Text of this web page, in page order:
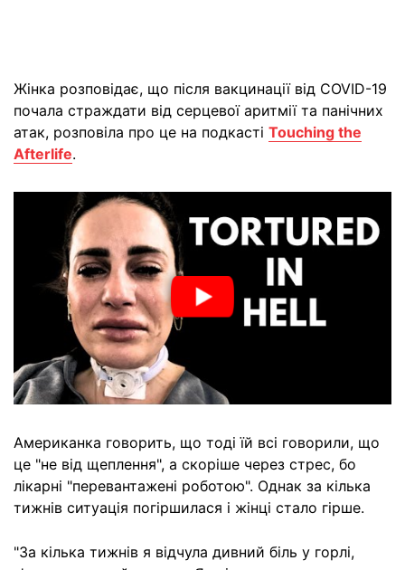
Жінка розповідає, що після вакцинації від COVID-19
почала страждати від серцевої аритмії та панічних
атак, розповіла про це на подкасті Touching the
Afterlife.
Американка говорить, що тоді їй всі говорили, що
це "не від щеплення", а скоріше через стрес, бо
лікарні "перевантажені роботою". Однак за кілька
тижнів ситуація погіршилася і жінці стало гірше.
"За кілька тижнів я відчула дивний біль у горлі,